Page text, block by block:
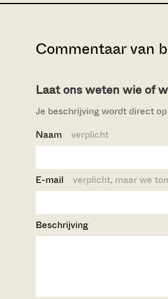
Commentaar van
Laat ons weten wie of
Je beschrijving wordt direct
Naam verplicht
E-mail verplicht, maar we
Beschrijving